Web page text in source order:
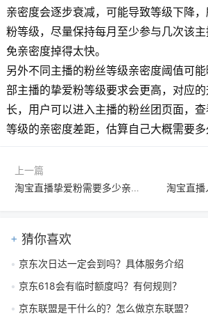
亲密度会逐步衰减，可能导致等级下降
粉等级，尽量保持每月至少参与几次该
免亲密度掉得太快。
另外不同主播的粉丝等级亲密度阈值可
部主播的挚爱粉等级要求会更高，对应
长，用户可以进入主播的粉丝团页面，
等级的亲密度差距，估算自己大概需要多
上一篇
淘宝直播挚爱粉需要多少亲密度？怎么快速增加？
猜你喜欢
京东次日达一定会到吗？具体服务介绍
京东618会有临时额度吗？有何规则？
京东联盟是干什么的？怎么做京东联盟？